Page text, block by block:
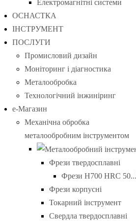
Електромагнітні системи
ОСНАСТКА
ІНСТРУМЕНТ
ПОСЛУГИ
Промисловий дизайн
Моніторинг і діагностика
Металообробка
Технологічний інжиніринг
е-Магазин
Механічна обробка
металообробним інструментом
Фрези твердосплавні
Фрези H700 HRC
Фрези корпусні
Токарний інструмент
Свердла твердосплавні